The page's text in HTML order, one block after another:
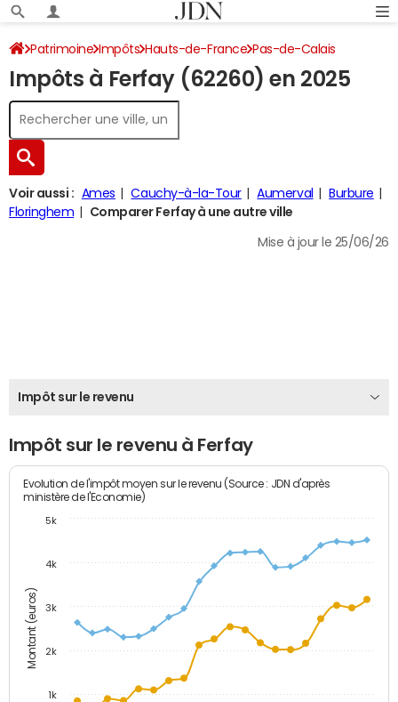
Patrimoine Impôts Hauts-de-France Pas-de-Calais
Ferfay Impôt sur le revenu
Impôts à Ferfay (62260) en 2025
Voir aussi : Ames Cauchy-à-la-Tour Aumerval
Burbure
Floringhem
Comparer Ferfay à une autre ville
Mise à jour le 25/06/26
Impôt sur le revenu
Impôt sur le revenu à Ferfay
Montant (euros)
Evolution de l'impôt moyen sur le revenu (Source : JDN d'après
ministère de l'Economie)
1k
2k
3k
4k
5k